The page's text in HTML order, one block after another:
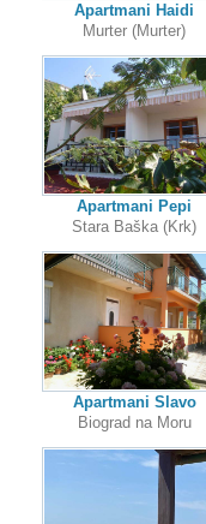
Apartmani Haidi
Murter (Murter)
Apartmani Pepi
Stara Baška (Krk)
Apartmani Slavo
Biograd na Moru